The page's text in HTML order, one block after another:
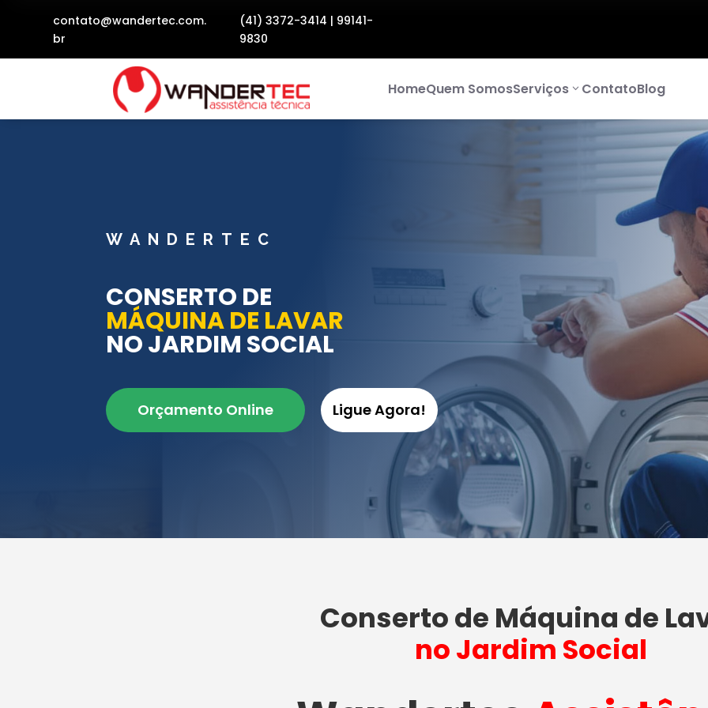
contato@wandertec.com.
br
(41) 3372-3414 | 99141-
9830
HomeQuem SomosServiços ContatoBlog
WANDERTEC
CONSERTO DE
MÁQUINA DE LAVAR
NO JARDIM SOCIAL
Orçamento Online Ligue Agora!
Conserto de Máquina de
no Jardim Social